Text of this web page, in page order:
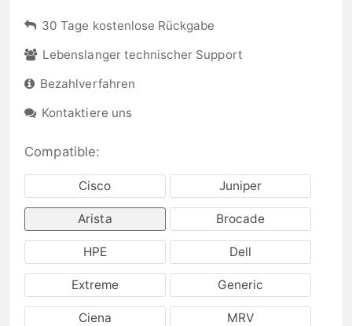
30 Tage kostenlose Rückgabe
Lebenslanger technischer Support
Bezahlverfahren
Kontaktiere uns
Compatible:
Cisco Juniper
Arista Brocade
HPE Dell
Extreme Generic
Ciena MRV